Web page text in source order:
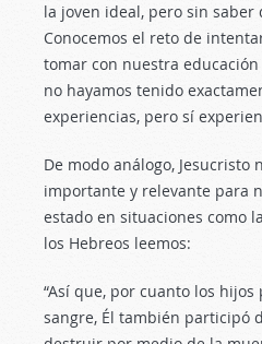
la joven ideal, pero sin
Conocemos el reto de
tomar con nuestra
no hayamos tenido
experiencias, pero sí
De modo análogo, Jesucristo
importante y relevante para
estado en situaciones como
los Hebreos leemos:
“Así que, por cuanto los
sangre, Él también participó